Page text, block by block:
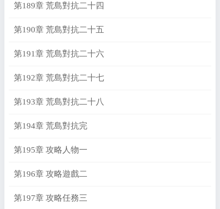
第189章 荒島對抗二十四
第190章 荒島對抗二十五
第191章 荒島對抗二十六
第192章 荒島對抗二十七
第193章 荒島對抗二十八
第194章 荒島對抗完
第195章 攻略人物一
第196章 攻略遊戲二
第197章 攻略任務三